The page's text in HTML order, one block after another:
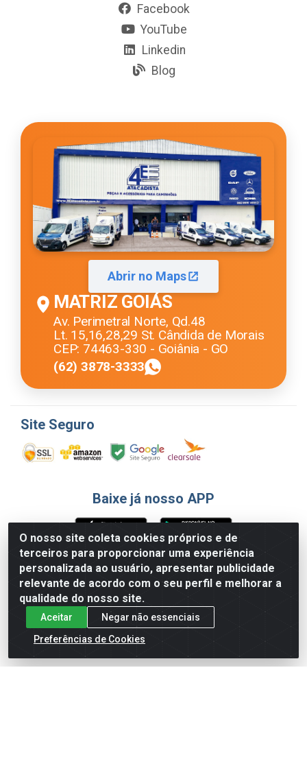
O nosso site coleta cookies próprios e de
terceiros para proporcionar uma experiência
personalizada ao usuário, apresentar publicidade
relevante de acordo com o seu perfil e melhorar a
qualidade do nosso site.
Aceitar
Negar não essenciais
Preferências de Cookies
Facebook
YouTube
Linkedin
Blog
Abrir no Maps
MATRIZ GOIÁS
Av. Perimetral Norte, Qd.48
Lt. 15,16,28,29 St. Cândida de Morais
CEP: 74463-330 - Goiânia - GO
(62) 3878-3333
Site Seguro
Baixe já nosso APP
Formas de Pagamento